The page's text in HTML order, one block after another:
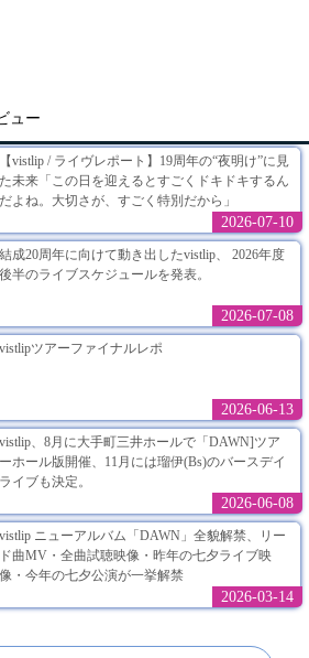
ュー
【vistlip / ライヴレポート】19周年の“夜明け”に見
た未来「この日を迎えるとすごくドキドキするん
だよね。大切さが、すごく特別だから」
2026-07-10
結成20周年に向けて動き出したvistlip、 2026年度
後半のライブスケジュールを発表。
2026-07-08
vistlipツアーファイナルレポ
2026-06-13
vistlip、8月に大手町三井ホールで「DAWN]ツア
ーホール版開催、11月には瑠伊(Bs)のバースデイ
ライブも決定。
2026-06-08
vistlip ニューアルバム「DAWN」全貌解禁、リー
ド曲MV・全曲試聴映像・昨年の七夕ライブ映
像・今年の七夕公演が一挙解禁
2026-03-14